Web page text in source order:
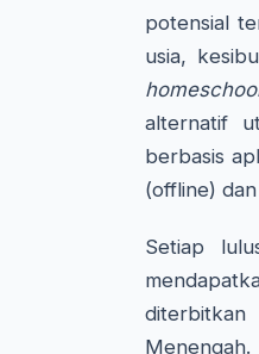
potensial
usia,
alternatif
berbasis
(offline)
Setiap